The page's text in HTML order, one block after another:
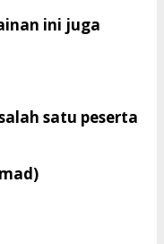
ini juga
satu peserta